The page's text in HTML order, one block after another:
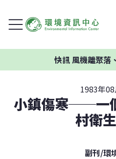
快訊風機離聚落、
1983年
小鎮傷寒──一
村衛
副刊/環